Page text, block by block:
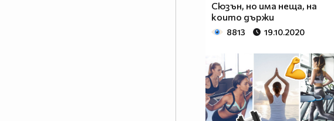
Сюзън, но има неща, на
които държи
8813 19.10.2020